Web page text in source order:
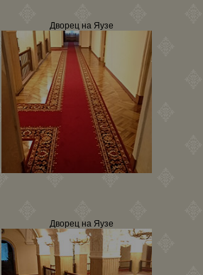
Дворец на Яузе
Дворец на Яузе